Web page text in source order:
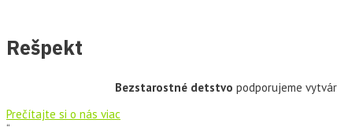
Rešpekt
Bezstarostné detstvo podporujeme
Prečítajte si o nás viac
“